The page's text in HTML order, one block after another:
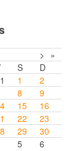
> »
S
D
1
2
8
9
15
16
22
23
29
30
5 6